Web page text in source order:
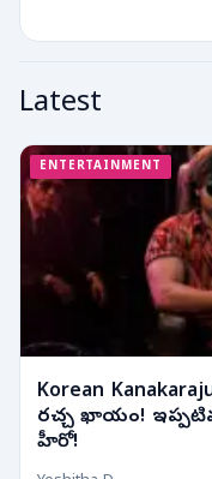
Latest
ENTERTAINMENT
Korean
రచ్చ ఖాయం!
హీరో!